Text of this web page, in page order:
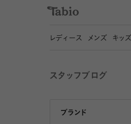
レディース メンズ キッズ
スタッフブログ
ブランド
Tabio